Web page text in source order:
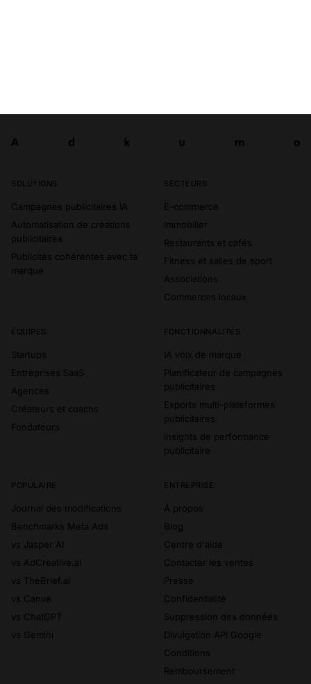
A d k u m
o
SOLUTIONS
Campagnes publicitaires IA
Automatisation de créations
publicitaires
Publicités cohérentes avec ta
marque
SECTEURS
E-commerce
Immobilier
Restaurants et cafés
Fitness et salles de sport
Associations
Commerces locaux
ÉQUIPES
Startups
Entreprises SaaS
Agences
Créateurs et coachs
Fondateurs
FONCTIONNALITÉS
IA voix de marque
Planificateur de campagnes
publicitaires
Exports multi-plateformes
publicitaires
Insights de performance
publicitaire
POPULAIRE
Journal des modifications
Benchmarks Meta Ads
vs Jasper AI
vs AdCreative.ai
vs TheBrief.ai
vs Canva
vs ChatGPT
vs Gemini
ENTREPRISE
À propos
Blog
Centre d'aide
Contacter les ventes
Presse
Confidentialité
Suppression des données
Divulgation API Google
Conditions
Remboursement